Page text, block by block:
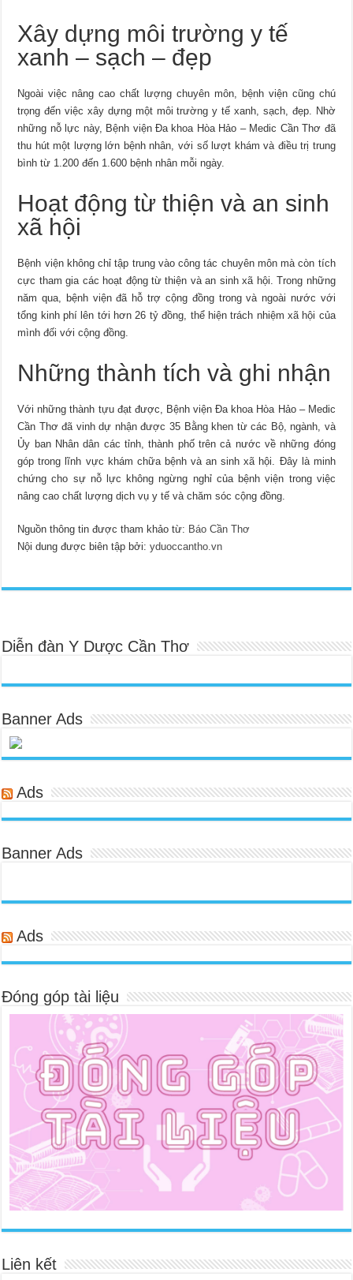
Xây dựng môi trường y tế
xanh – sạch – đẹp
Ngoài việc nâng cao chất lượng chuyên môn, bệnh viện cũng chú
trọng đến việc xây dựng một môi trường y tế xanh, sạch, đẹp. Nhờ
những nỗ lực này, Bệnh viện Đa khoa Hòa Hảo – Medic Cần Thơ đã
thu hút một lượng lớn bệnh nhân, với số lượt khám và điều trị trung
bình từ 1.200 đến 1.600 bệnh nhân mỗi ngày.
Hoạt động từ thiện và an sinh
xã hội
Bệnh viện không chỉ tập trung vào công tác chuyên môn mà còn tích
cực tham gia các hoạt động từ thiện và an sinh xã hội. Trong những
năm qua, bệnh viện đã hỗ trợ cộng đồng trong và ngoài nước với
tổng kinh phí lên tới hơn 26 tỷ đồng, thể hiện trách nhiệm xã hội của
mình đối với cộng đồng.
Những thành tích và ghi nhận
Với những thành tựu đạt được, Bệnh viện Đa khoa Hòa Hảo – Medic
Cần Thơ đã vinh dự nhận được 35 Bằng khen từ các Bộ, ngành, và
Ủy ban Nhân dân các tỉnh, thành phố trên cả nước về những đóng
góp trong lĩnh vực khám chữa bệnh và an sinh xã hội. Đây là minh
chứng cho sự nỗ lực không ngừng nghỉ của bệnh viện trong việc
nâng cao chất lượng dịch vụ y tế và chăm sóc cộng đồng.
Nguồn thông tin được tham khảo từ: Báo Cần Thơ
Nội dung được biên tập bởi:yduoccantho.vn
Diễn đàn Y Dược Cần Thơ
Banner Ads
Ads
Banner Ads
Ads
Đóng góp tài liệu
Liên kết